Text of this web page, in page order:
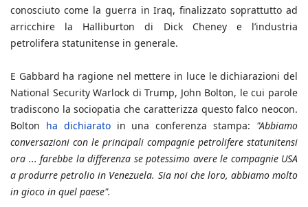
conosciuto come la guerra in Iraq, finalizzato soprattutto ad
arricchire la Halliburton di Dick Cheney e l’industria
petrolifera statunitense in generale.
E Gabbard ha ragione nel mettere in luce le dichiarazioni del
National Security Warlock di Trump, John Bolton, le cui parole
tradiscono la sociopatia che caratterizza questo falco neocon.
Bolton ha dichiaratoin una conferenza stampa: "Abbiamo
conversazioni con le principali compagnie petrolifere statunitensi
ora ... farebbe la differenza se potessimo avere le compagnie USA
a produrre petrolio in Venezuela. Sia noi che loro, abbiamo molto
in gioco in quel paese".